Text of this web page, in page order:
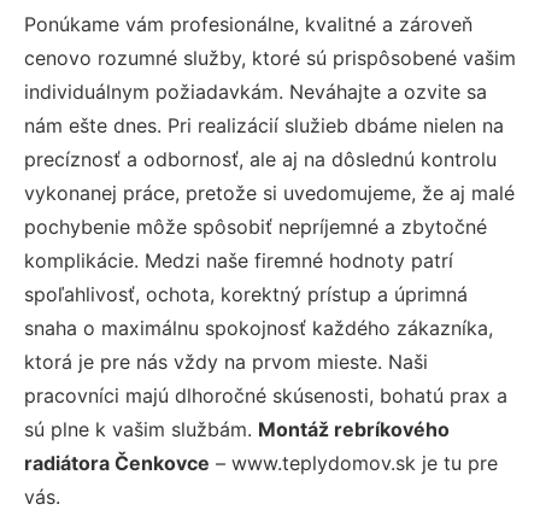
Ponúkame vám profesionálne, kvalitné a zároveň
cenovo rozumné služby, ktoré sú prispôsobené vašim
individuálnym požiadavkám. Neváhajte a ozvite sa
nám ešte dnes. Pri realizácií služieb dbáme nielen na
precíznosť a odbornosť, ale aj na dôslednú kontrolu
vykonanej práce, pretože si uvedomujeme, že aj malé
pochybenie môže spôsobiť nepríjemné a zbytočné
komplikácie. Medzi naše firemné hodnoty patrí
spoľahlivosť, ochota, korektný prístup a úprimná
snaha o maximálnu spokojnosť každého zákazníka,
ktorá je pre nás vždy na prvom mieste. Naši
pracovníci majú dlhoročné skúsenosti, bohatú prax a
sú plne k vašim službám. Montáž rebríkového
radiátora Čenkovce – www.teplydomov.sk je tu pre
vás.